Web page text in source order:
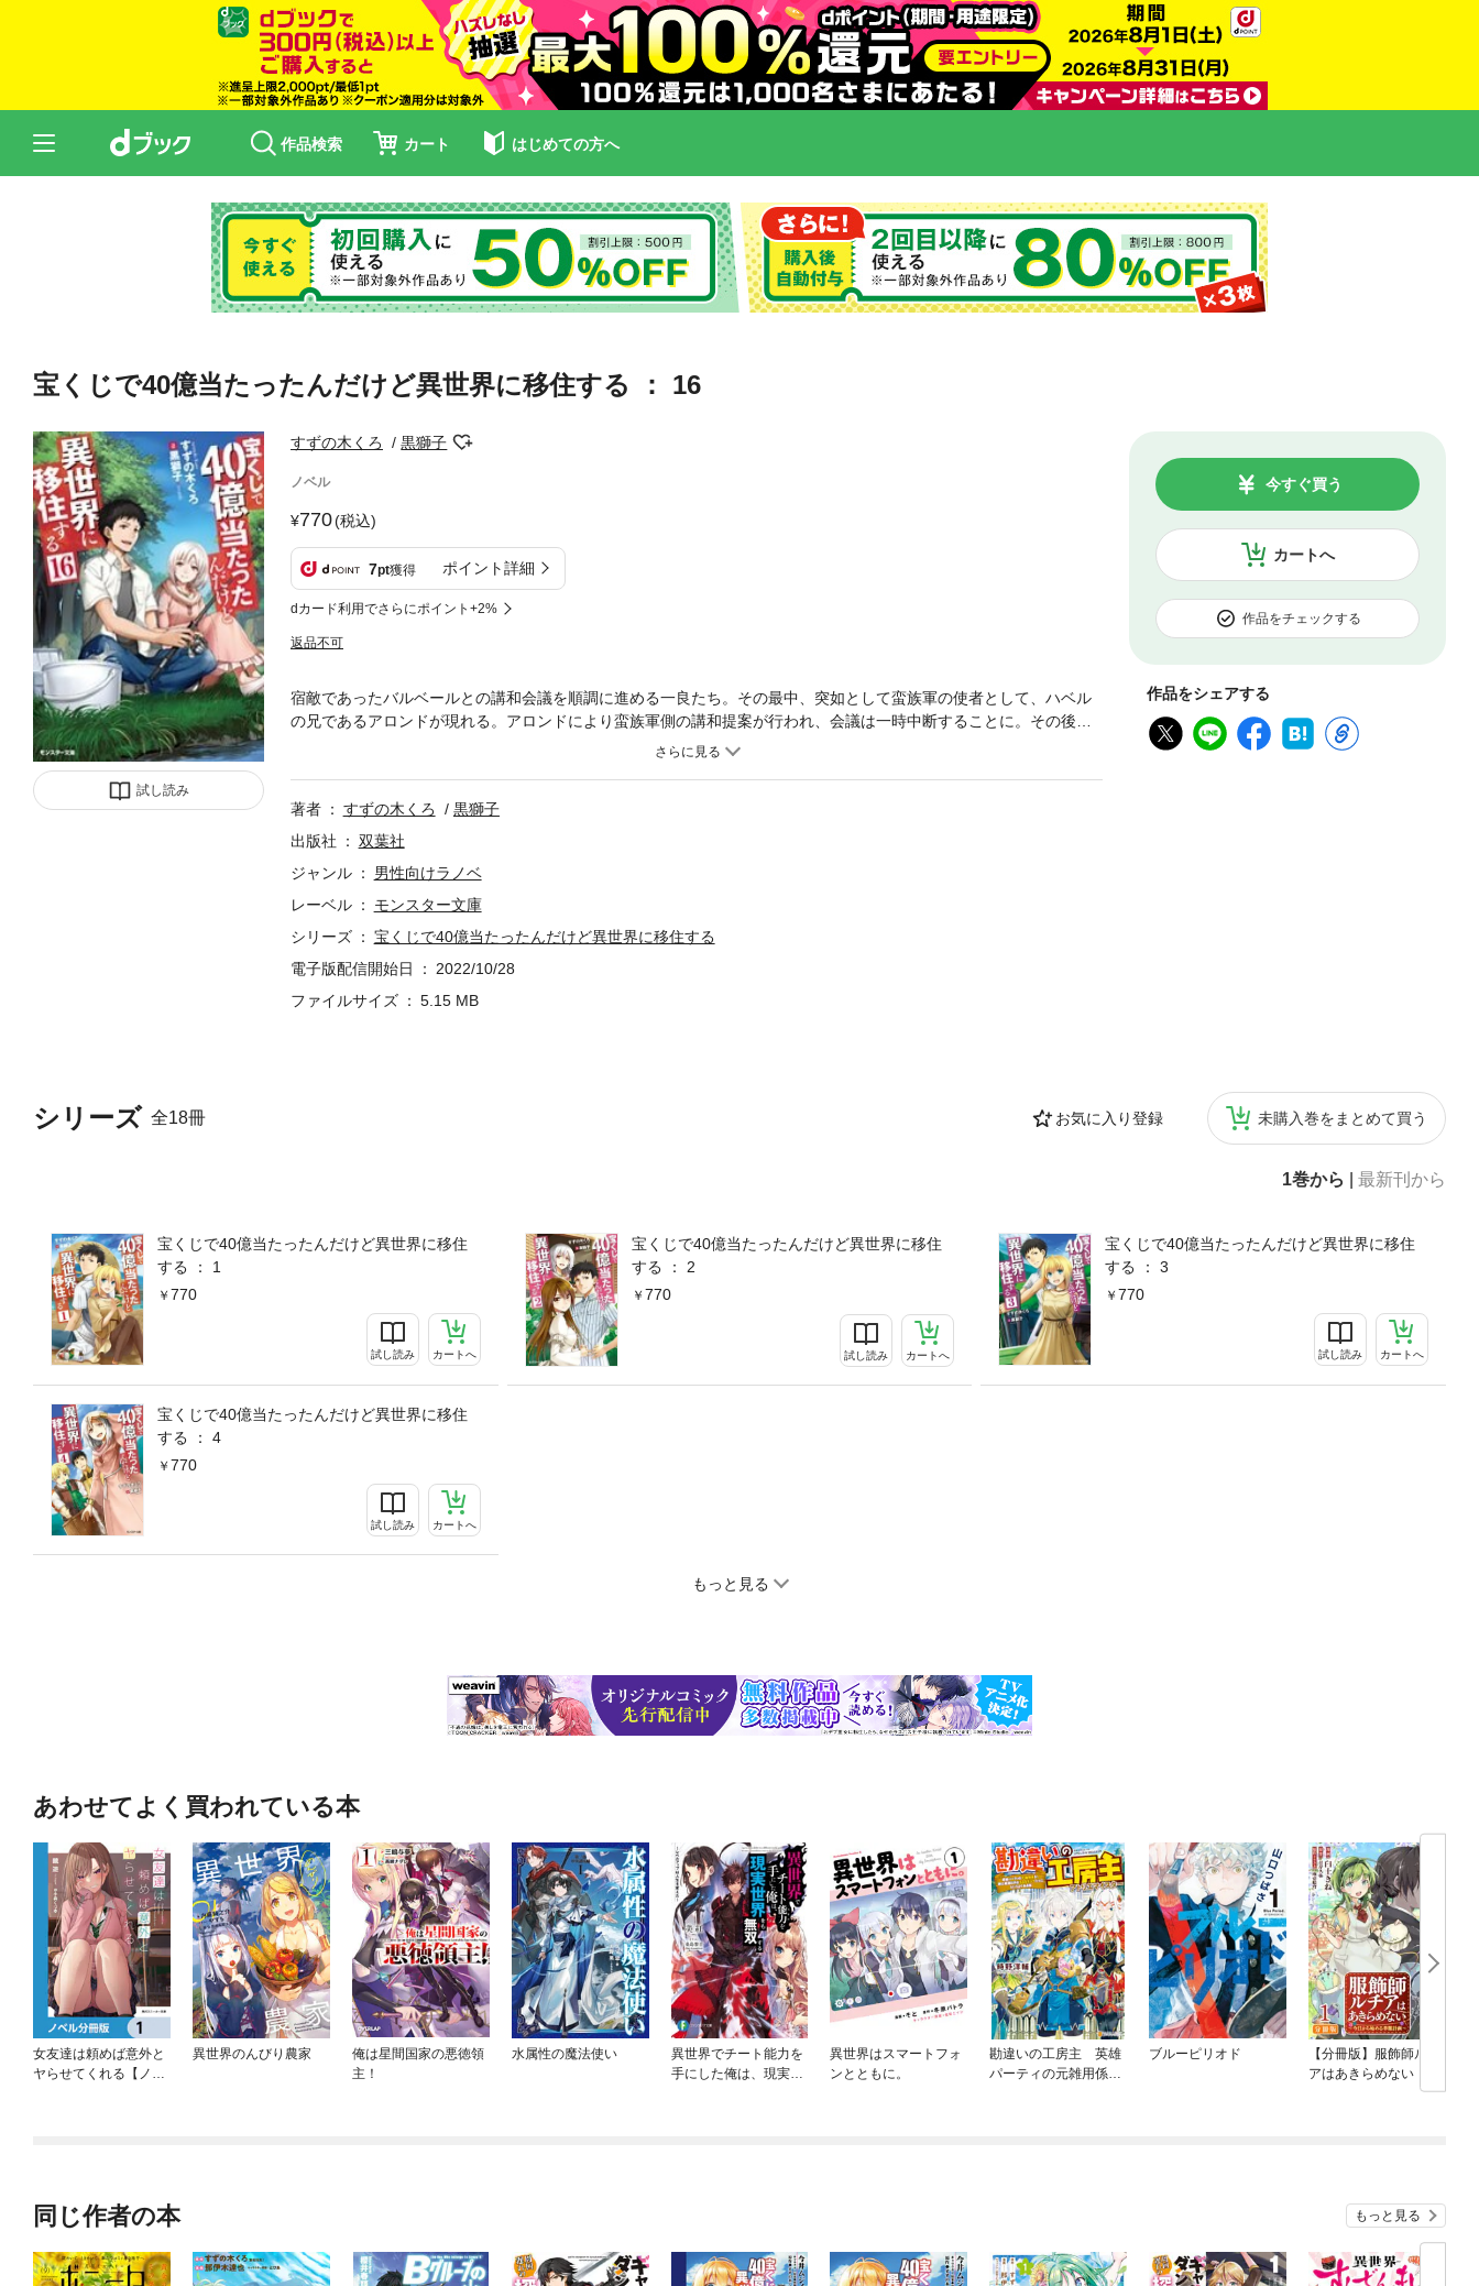
作品検索 カート はじめての方へ
宝くじで40億当たったんだけど異世界に移住する ： 16
試し読み
すずの木くろ 黒獅子
ノベル
770(税込)
7pt獲得 ポイント詳細
dカード利用でさらにポイント+2%
返品不可
カートへ
今すぐ買う
作品をチェックする
作品をシェアする
シリーズ 全18冊 お気に入り登録 未購入巻をまとめて買う
1巻から 最新刊から
宝くじで40億当たったんだけど異世界に移住
する ： 1
770
試し読み カートへ
宝くじで40億当たったんだけど異世界に移住
する ： 2
770
試し読み カートへ
宝くじで40億当たったんだけど異世界に移住
する ： 3
770
試し読み カートへ
宝くじで40億当たったんだけど異世界に移住
する ： 4
770
試し読み カートへ
もっと見る
宿敵であったバルベールとの講和会議を順調に進める一良たち。その最中、突如として蛮族軍の使者として、ハベル
の兄であるアロンドが現れる。アロンドにより蛮族軍側の講和提案が行われ、会議は一時中断することに。その後、
リーゼのもとに一緒に連れていたマリーの母親リスティルを預けることに成功したアロンドは今まで行ってきた活動
著者
すずの木くろ
黒獅子
出版社
双葉社
ジャンル
男性向けラノベ
レーベル
モンスター文庫
シリーズ
宝くじで40億当たったんだけど異世界に移住する
電子版配信開始日
2022/10/28
ファイルサイズ
5.15 MB
あわせてよく買われている本
女友達は頼めば意外と
ヤらせてくれる【ノベ
異世界のんびり農家
俺は星間国家の悪徳領
主！
水属性の魔法使い
異世界でチート能力を
手にした俺は、現実世
異世界はスマートフォ
ンとともに。
勘違いの工房主 英雄
パーティの元雑用係
ブルーピリオド
【分冊版】服飾師ルチ
アはあきらめない ～今
日から始める幸服計画
同じ作者の本 もっと見る